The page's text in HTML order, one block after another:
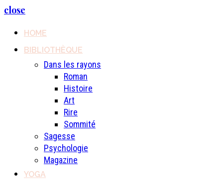
close
HOME
BIBLIOTHÈQUE
Dans les rayons
Roman
Histoire
Art
Rire
Sommité
Sagesse
Psychologie
Magazine
YOGA